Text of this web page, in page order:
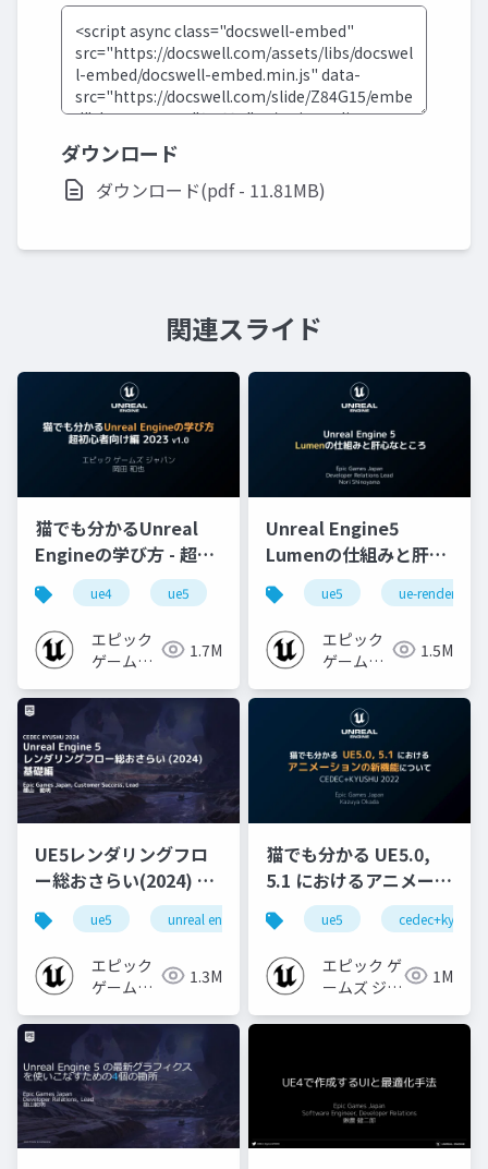
ダウンロード
ダウンロード(pdf - 11.81MB)
関連スライド
猫でも分かるUnreal
Engineの学び方 - 超初
心者向け編 - 2023 v1.0
ue4 ue5 ue-beginner
エピック
ゲームズ
1.7M
Unreal Engine5
Lumenの仕組みと肝心
なところ
ue5 ue-rendering
エピック
ゲームズ
1.5M
UE5レンダリングフロ
ー総おさらい(2024) 基
礎編！
[CEDEC+KYUSHU
2024]
ue5 unreal engine ue-rendering
エピック
ゲームズ
1.3M
猫でも分かる UE5.0,
5.1 におけるアニメーシ
ョンの新機能について
【CEDEC+KYUSHU
2022】
ue5 cedec+kyushu
エピック ゲ
ームズ ジャ
1M